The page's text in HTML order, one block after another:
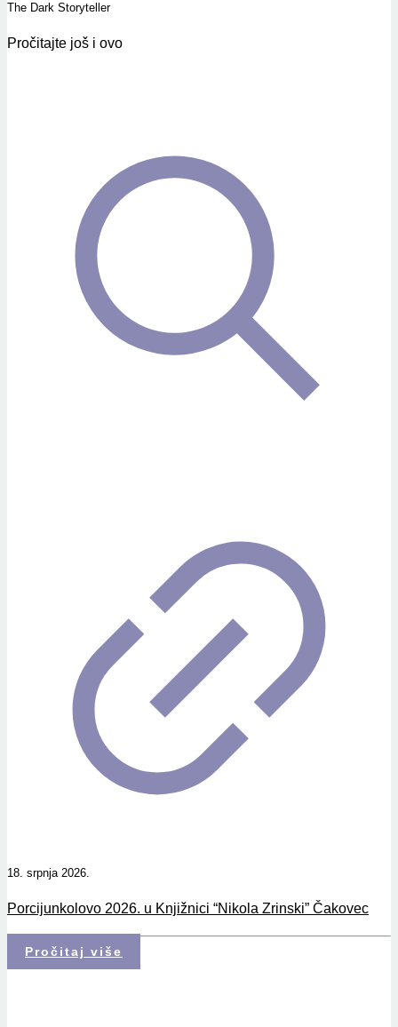
The Dark Storyteller
Pročitajte još i ovo
18. srpnja 2026.
Porcijunkolovo 2026. u Knjižnici “Nikola Zrinski” Čakovec
Pročitaj više